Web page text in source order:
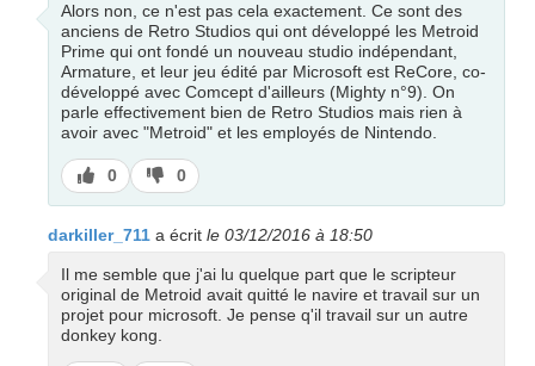
Alors non, ce n'est pas cela exactement. Ce sont des
anciens de Retro Studios qui ont développé les Metroid
Prime qui ont fondé un nouveau studio indépendant,
Armature, et leur jeu édité par Microsoft est ReCore, co-
développé avec Comcept d'ailleurs (Mighty n°9). On
parle effectivement bien de Retro Studios mais rien à
avoir avec "Metroid" et les employés de Nintendo.
J’aime
0
J’aime
pas
0
darkiller_711 a écrit le 03/12/2016 à 18:50
Il me semble que j'ai lu quelque part que le scripteur
original de Metroid avait quitté le navire et travail sur un
projet pour microsoft. Je pense q'il travail sur un autre
donkey kong.